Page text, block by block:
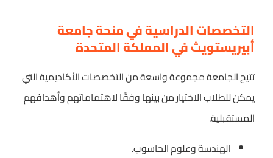
التخصصات الدراسية في منحة جامعة
أبيريستويث في المملكة المتحدة
تتيح الجامعة مجموعة واسعة من التخصصات الأكاديمية التي
يمكن للطلاب الاختيار من بينها وفقًا لاهتماماتهم وأهدافهم
المستقبلية.
الهندسة وعلوم الحاسوب.